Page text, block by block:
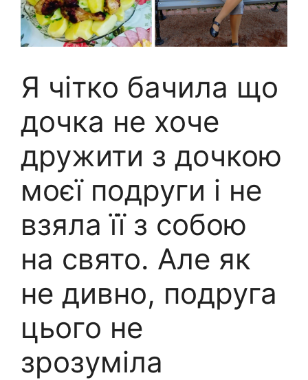
Я чітко бачила що
дочка не хоче
дружити з дочкою
моєї подруги і не
взяла її з собою
на свято. Але як
не дивно, подруга
цього не
зрозуміла